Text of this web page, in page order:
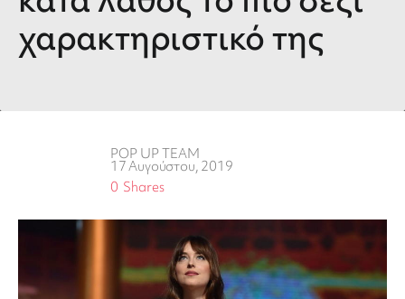
χαρακτηριστικό της
POP UP TEAM
17 Αυγούστου, 2019
Shares
0